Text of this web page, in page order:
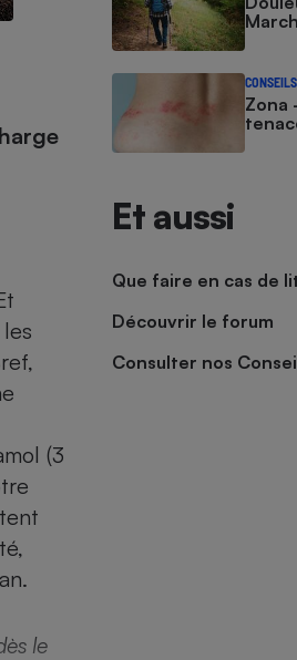
(3
le
CONSEILS
Zona
Et aussi
Que faire en cas de
Découvrir le forum
Consulter nos